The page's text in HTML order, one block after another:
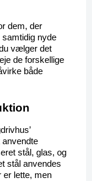
dem, der
nyde
vælger det
de forskellige
både
anvendte
stål, glas, og
stål anvendes
er lette, men